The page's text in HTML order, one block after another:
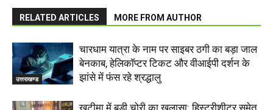
RELATED ARTICLES MORE FROM AUTHOR
उत्तराखण्ड
चारधाम यात्रा के नाम पर साइबर ठगी का बड़ा जाल
बेनकाब, हेलिकॉप्टर टिकट और वीआईपी दर्शन के
झांसे में फंस रहे श्रद्धालु